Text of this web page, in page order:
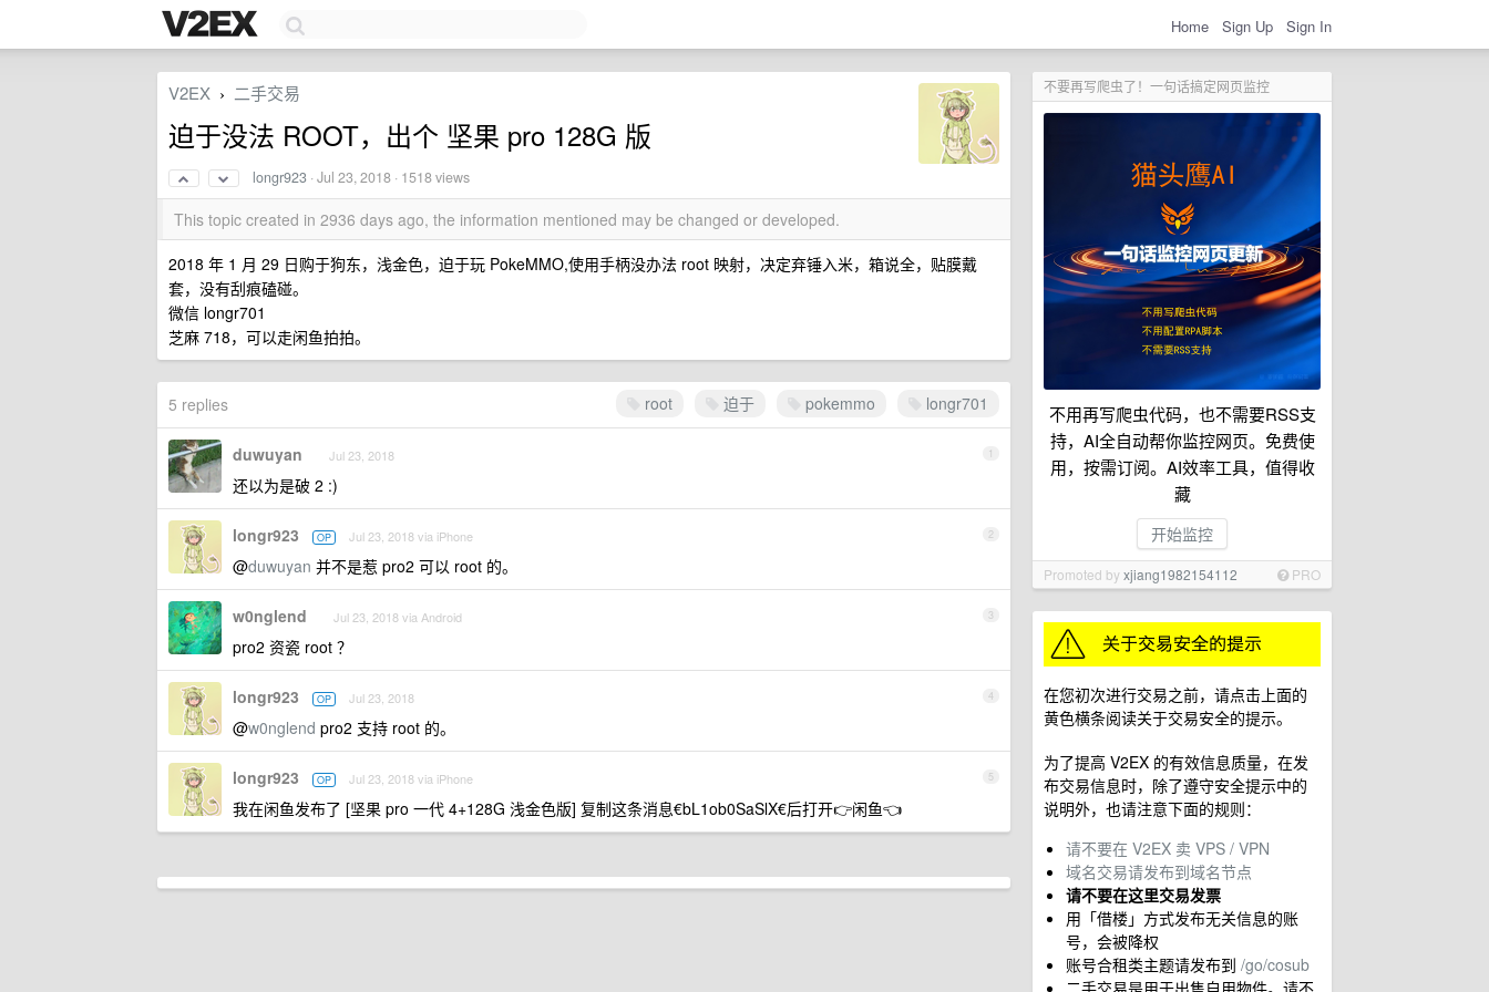
Home Sign Up Sign In
不要再写爬虫了！一句话搞定网页监控
不用再写爬虫代码，也不需要RSS支
持，AI全自动帮你监控网页。免费使
用，按需订阅。AI效率工具，值得收
藏
开始监控
Promoted byxjiang1982154112 PRO
在您初次进行交易之前，请点击上面的
黄色横条阅读关于交易安全的提示。
为了提高 V2EX 的有效信息质量，在发
布交易信息时，除了遵守安全提示中的
说明外，也请注意下面的规则：
请不要在 V2EX 卖 VPS / VPN
域名交易请发布到域名节点
请不要在这里交易发票
用「借楼」方式发布无关信息的账
号，会被降权
账号合租类主题请发布到 /go/cosub
二手交易是用于出售自用物件。请不
V2EX › 二手交易
迫于没法 ROOT，出个 坚果 pro 128G 版
longr923 ·Jul 23, 2018 · 1518 views
This topic created in 2936 days ago, the information mentioned may be changed or developed.
2018 年 1 月 29 日购于狗东，浅金色，迫于玩 PokeMMO,使用手柄没办法 root 映射，决定弃锤入米，箱说全，贴膜戴
套，没有刮痕磕碰。
微信 longr701
芝麻 718，可以走闲鱼拍拍。
root 迫于 pokemmo longr701
5 replies
1
duwuyan Jul 23, 2018
还以为是破 2 :)
2
longr923 OP Jul 23, 2018 via iPhone
@duwuyan 并不是惹 pro2 可以 root 的。
3
w0nglend Jul 23, 2018 via Android
pro2 资瓷 root ？
4
longr923 OP Jul 23, 2018
@w0nglend pro2 支持 root 的。
5
longr923 OP Jul 23, 2018 via iPhone
我在闲鱼发布了 [坚果 pro 一代 4+128G 浅金色版] 复制这条消息€bL1ob0SaSlX€后打开👉闲鱼👈